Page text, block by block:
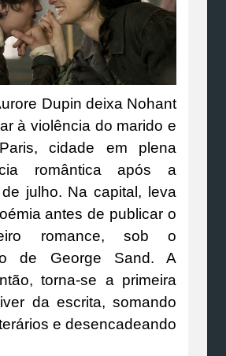
Dupin deixa Nohant
à violência do marido e
cidade em plena
romântica após a
julho. Na capital, leva
antes de publicar o
romance, sob o
de George Sand. A
torna-se a primeira
da escrita, somando
e desencadeando